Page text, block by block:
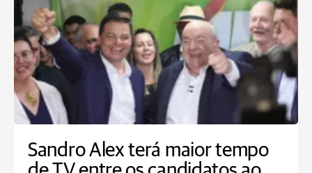
Sandro Alex terá maior tempo